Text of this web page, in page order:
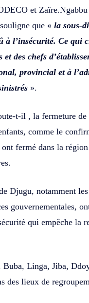
et
que « la sous-
l’insécurité. Ce qui
des chefs
provincial et à
».
t-il , la fermeture de
comme le
fermé dans la
Djugu, notamment
gouvernementales,
qui empêche la
Buba, Linga, Jiba,
des lieux de